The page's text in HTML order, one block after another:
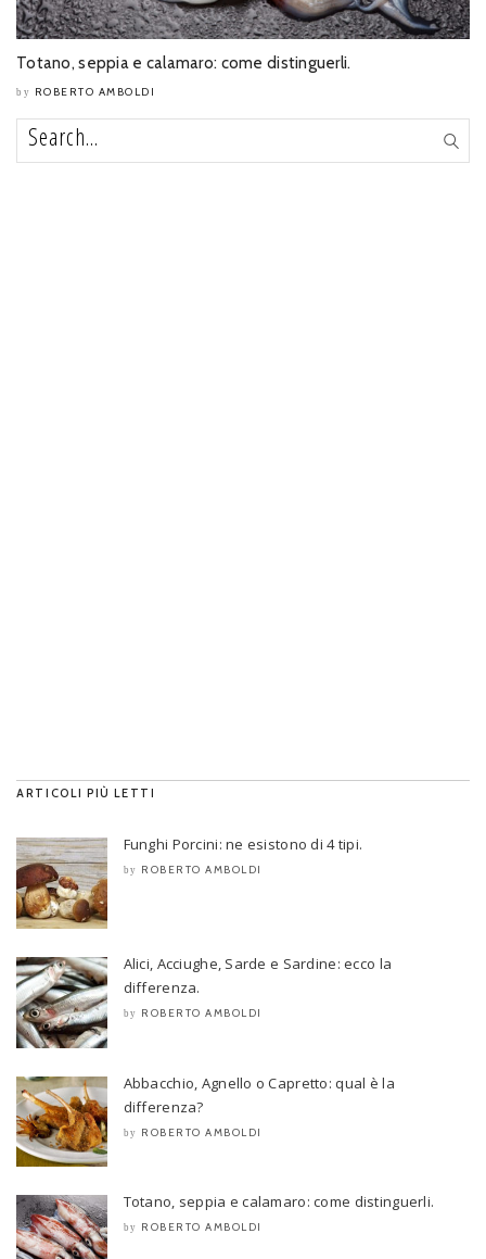
Totano, seppia e calamaro: come distinguerli.
by ROBERTO AMBOLDI
ARTICOLI PIÙ LETTI
Funghi Porcini: ne esistono di 4 tipi.
by ROBERTO AMBOLDI
Alici, Acciughe, Sarde e Sardine: ecco la
differenza.
by ROBERTO AMBOLDI
Abbacchio, Agnello o Capretto: qual è la
differenza?
by ROBERTO AMBOLDI
Totano, seppia e calamaro: come distinguerli.
by ROBERTO AMBOLDI